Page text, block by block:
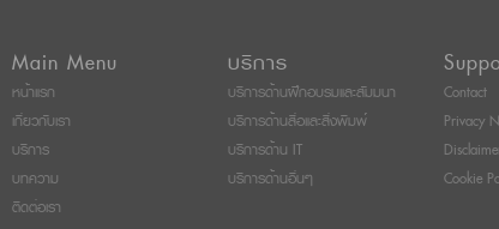
Main Menu
หน้าแรก
เกี่ยวกับเรา
บริการ
บทความ
ติดต่อเรา
บริการ
บริการด้านฝึกอบรมและสัมมนา
บริการด้านสื่อและสิ่งพิมพ์
บริการด้าน IT
บริการด้านอื่นๆ
Contact
Privacy
Cookie